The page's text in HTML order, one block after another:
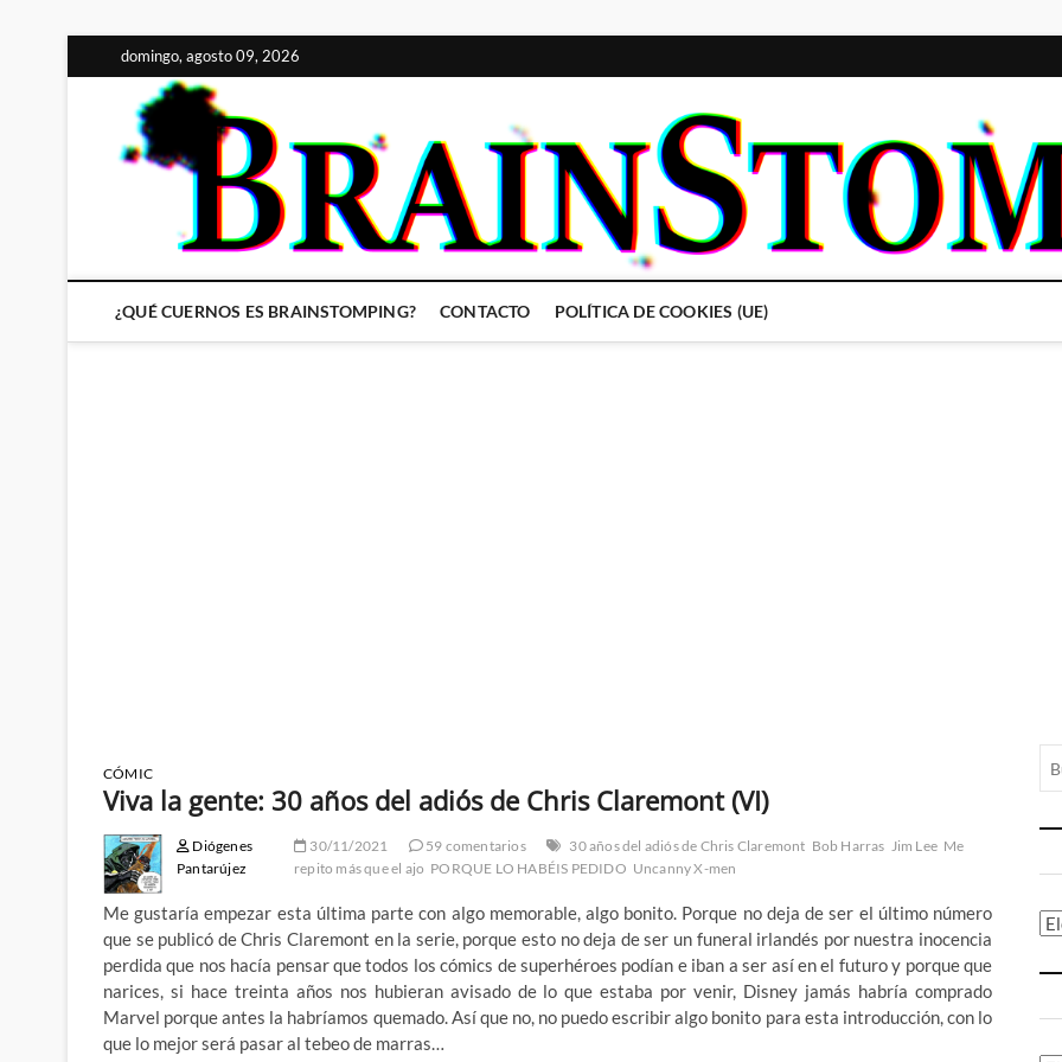
al
contenido
domingo, agosto 09, 2026
¿QUÉ CUERNOS ES BRAINSTOMPING? CONTACTO POLÍTICA DE COOKIES (UE)
CÓMIC
Viva la gente: 30 años del adiós de Chris Claremont (VI)
Diógenes
Pantarújez
30/11/2021 59 comentarios 30 años del adiós de Chris Claremont Bob Harras Jim Lee Me
repito más que el ajo PORQUE LO HABÉIS PEDIDO Uncanny X-men
Me gustaría empezar esta última parte con algo memorable, algo bonito. Porque no deja de ser el último número
que se publicó de Chris Claremont en la serie, porque esto no deja de ser un funeral irlandés por nuestra inocencia
perdida que nos hacía pensar que todos los cómics de superhéroes podían e iban a ser así en el futuro y porque que
narices, si hace treinta años nos hubieran avisado de lo que estaba por venir, Disney jamás habría comprado
Marvel porque antes la habríamos quemado. Así que no, no puedo escribir algo bonito para esta introducción, con lo
que lo mejor será pasar al tebeo de marras…